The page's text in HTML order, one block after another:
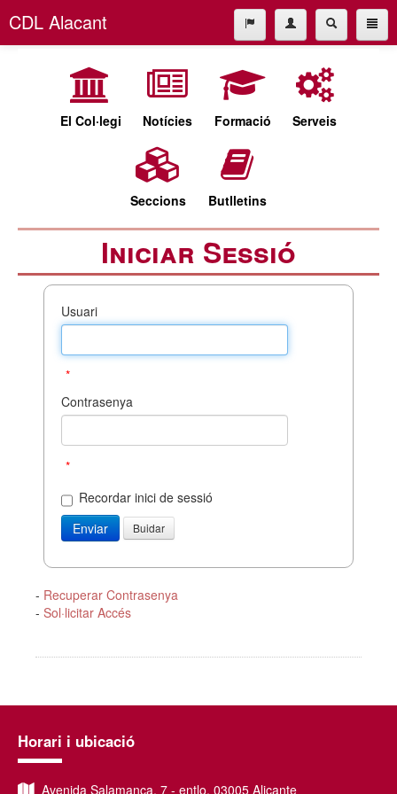
CDL Alacant
cdl@cdlalicante.org
El Col·legi Notícies Formació Serveis
Seccions Butlletins
Iniciar Sessió
Usuari
*
Contrasenya
*
Recordar inici de sessió
- Recuperar Contrasenya
- Sol·licitar Accés
Horari i ubicació
Avenida Salamanca, 7 - entlo, 03005 Alicante